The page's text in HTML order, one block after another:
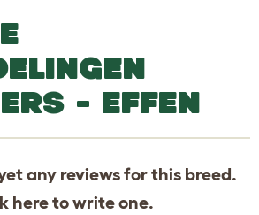
- EFFEN
any reviews for this breed.
hereto write one.